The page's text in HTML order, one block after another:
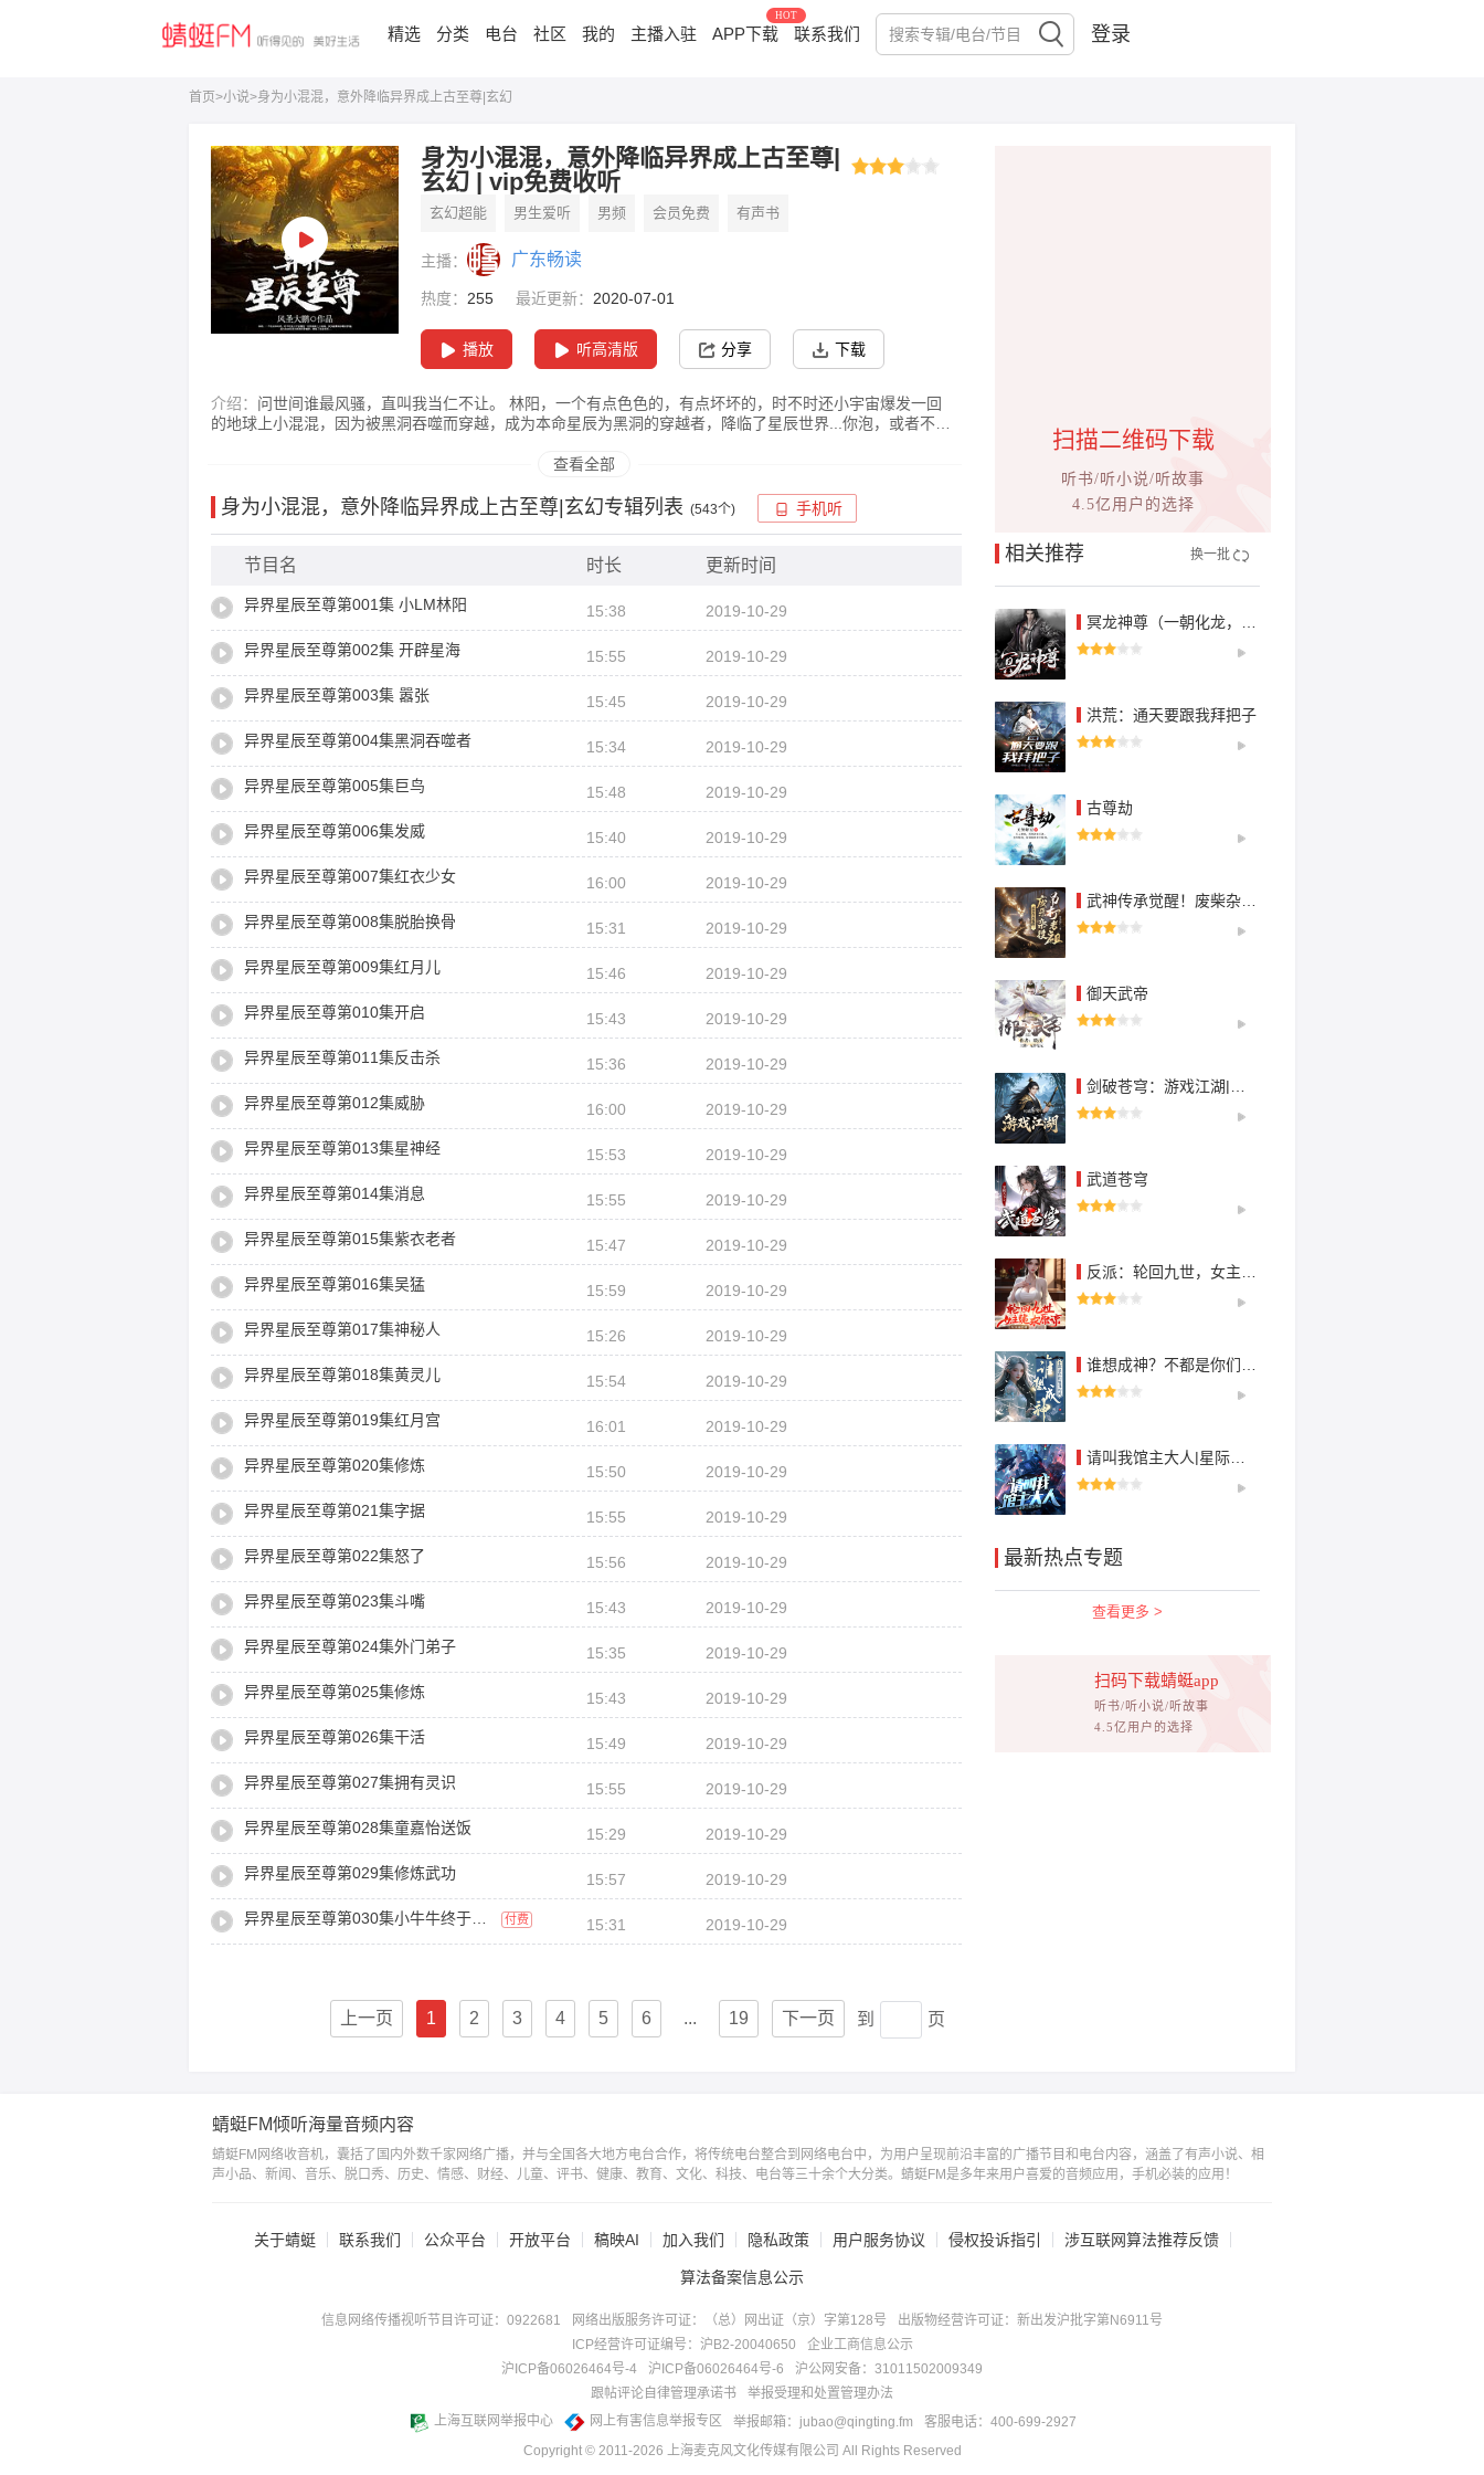
精选 分类 电台 社区 我的 主播入驻 APP下载
HOT
联系我们 登录
首页>小说>身为小混混，意外降临异界成上古至尊|玄幻
身为小混混，意外降临异界成上古至尊|
玄幻 | vip免费收听
玄幻超能 男生爱听 男频 会员免费 有声书
主播： 广东畅读
热度： 255 最近更新： 2020-07-01
播放 听高清版 分享 下载
介绍： 问世间谁最风骚，直叫我当仁不让。 林阳，一个有点色色的，有点坏坏的，时不时还小宇宙爆发一回
的地球上小混混，因为被黑洞吞噬而穿越，成为本命星辰为黑洞的穿越者，降临了星辰世界...你泡，或者不
简介
问世间谁最风骚，直叫我当仁不让。 林阳，一个有点色色的，有点坏坏的，时不时还小宇宙爆发一回的地球
就在那里，骚首弄姿，你收，或者不收，小弟就在那里，纳头就拜！继上古圣主以后，再创造新的神话传说！
详情
浩瀚无边的中洲大陆，汉，燕，楚，韩，秦，赵，六个国家并立而起，而在其中最为强大的汉国边陲之地，有
一座小镇，乌星镇。
乌星镇是一座古镇，具体有多少年的历史，已经没有人能够知道，依山傍水而建，看上去清静幽雅，实际上却
是凶险万分。
乌星镇所依的山为毒龙山，庞大的山脉之中，古树林立，无数的妖兽充斥其中，嘶吼的叫声让人听起来是那么
的刺耳，每个妖兽那庞大的身躯又是那么的令人震撼，尤其是在夜晚看着毒龙山，那绵绵长远的身影，更像是
一座盘踞与此的洪荒猛龙，而飘散在山中的五色嶂雾更是所有进山的猎人碰之即化为脓水，毒龙山由此而成
名。
查看全部
身为小混混，意外降临异界成上古至尊|玄幻专辑列表 (543个) 手机听
节目名 时长 更新时间
异界星辰至尊第001集 小LM林阳 15:38 2019-10-29
异界星辰至尊第002集 开辟星海 15:55 2019-10-29
异界星辰至尊第003集 嚣张 15:45 2019-10-29
异界星辰至尊第004集黑洞吞噬者 15:34 2019-10-29
异界星辰至尊第005集巨鸟 15:48 2019-10-29
异界星辰至尊第006集发威 15:40 2019-10-29
异界星辰至尊第007集红衣少女 16:00 2019-10-29
异界星辰至尊第008集脱胎换骨 15:31 2019-10-29
异界星辰至尊第009集红月儿 15:46 2019-10-29
异界星辰至尊第010集开启 15:43 2019-10-29
异界星辰至尊第011集反击杀 15:36 2019-10-29
异界星辰至尊第012集威胁 16:00 2019-10-29
异界星辰至尊第013集星神经 15:53 2019-10-29
异界星辰至尊第014集消息 15:55 2019-10-29
异界星辰至尊第015集紫衣老者 15:47 2019-10-29
异界星辰至尊第016集吴猛 15:59 2019-10-29
异界星辰至尊第017集神秘人 15:26 2019-10-29
异界星辰至尊第018集黄灵儿 15:54 2019-10-29
异界星辰至尊第019集红月宫 16:01 2019-10-29
异界星辰至尊第020集修炼 15:50 2019-10-29
异界星辰至尊第021集字据 15:55 2019-10-29
异界星辰至尊第022集怒了 15:56 2019-10-29
异界星辰至尊第023集斗嘴 15:43 2019-10-29
异界星辰至尊第024集外门弟子 15:35 2019-10-29
异界星辰至尊第025集修炼 15:43 2019-10-29
异界星辰至尊第026集干活 15:49 2019-10-29
异界星辰至尊第027集拥有灵识 15:55 2019-10-29
异界星辰至尊第028集童嘉怡送饭 15:29 2019-10-29
异界星辰至尊第029集修炼武功 15:57 2019-10-29
付费 15:31 2019-10-29
到 页
上一页 1 2 3 4 5 6 ... 19 下一页
扫描二维码下载
听书/听小说/听故事
4.5亿用户的选择
相关推荐 换一批
洪荒：通天要跟我拜把子
古尊劫
御天武帝
武道苍穹
最新热点专题
查看更多 >
扫码下载蜻蜓app
听书/听小说/听故事
4.5亿用户的选择
蜻蜓FM倾听海量音频内容
蜻蜓FM网络收音机，囊括了国内外数千家网络广播，并与全国各大地方电台合作，将传统电台整合到网络电台中，为用户呈现前沿丰富的广播节目和电台内容，涵盖了有声小说、相
声小品、新闻、音乐、脱口秀、历史、情感、财经、儿童、评书、健康、教育、文化、科技、电台等三十余个大分类。蜻蜓FM是多年来用户喜爱的音频应用，手机必装的应用！
关于蜻蜓 联系我们 公众平台 开放平台 稿映AI 加入我们 隐私政策 用户服务协议 侵权投诉指引 涉互联网算法推荐反馈
算法备案信息公示
信息网络传播视听节目许可证：0922681 网络出版服务许可证：（总）网出证（京）字第128号
出版物经营许可证：新出发沪批字第N6911号
ICP经营许可证编号：沪B2-20040650
企业工商信息公示
沪ICP备06026464号-4
沪ICP备06026464号-6
沪公网安备：31011502009349
跟帖评论自律管理承诺书
举报受理和处置管理办法
上海互联网举报中心
网上有害信息举报专区 举报邮箱：jubao@qingting.fm
客服电话：400-699-2927
Copyright © 2011-2026 上海麦克风文化传媒有限公司 All Rights Reserved